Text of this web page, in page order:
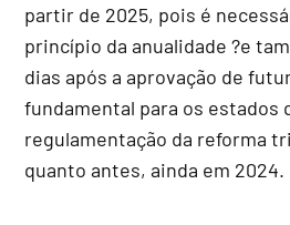
partir de 2025, pois é
princípio da anualidade ?e
dias após a aprovação de
fundamental para os estados
regulamentação da reforma
quanto antes, ainda em 2024.